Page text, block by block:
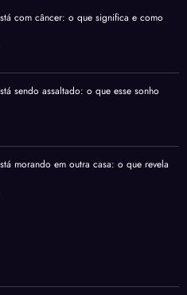
com câncer: o que significa e como
sendo assaltado: o que esse sonho
morando em outra casa: o que revela